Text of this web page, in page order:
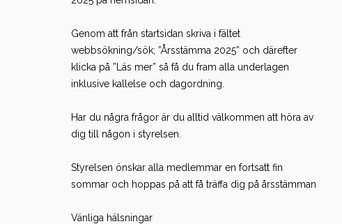
Genom att från startsidan skriva i fältet
webbsökning/sök; ”Årsstämma 2025” och därefter
klicka på ”Läs mer” så få du fram alla underlagen
inklusive kallelse och dagordning.
Har du några frågor är du alltid välkommen att höra av
dig till någon i styrelsen.
Styrelsen önskar alla medlemmar en fortsatt fin
sommar och hoppas på att få träffa dig på årsstämman
Vänliga hälsningar